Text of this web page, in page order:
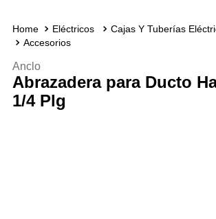
Eléctricos
Cajas Y Tuberías
Accesorios
Anclo
Abrazadera para Ducto
1/4 Plg